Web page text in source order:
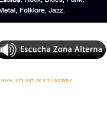
www.jam.com.pe en Facebook